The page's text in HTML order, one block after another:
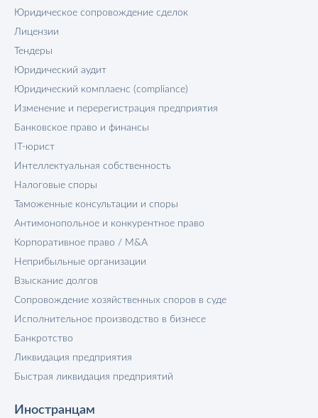
Юридическое сопровождение сделок
Лицензии
Тендеры
Юридический аудит
Юридический комплаенс (compliance)
Изменение и перерегистрация предприятия
Банковское право и финансы
IT-юрист
Интеллектуальная собственность
Налоговые споры
Таможенные консультации и споры
Антимонопольное и конкурентное право
Корпоративное право / M&A
Неприбыльные организации
Взыскание долгов
Сопровождение хозяйственных споров в суде
Исполнительное производство в бизнесе
Банкротство
Ликвидация предприятия
Быстрая ликвидация предприятий
Иностранцам